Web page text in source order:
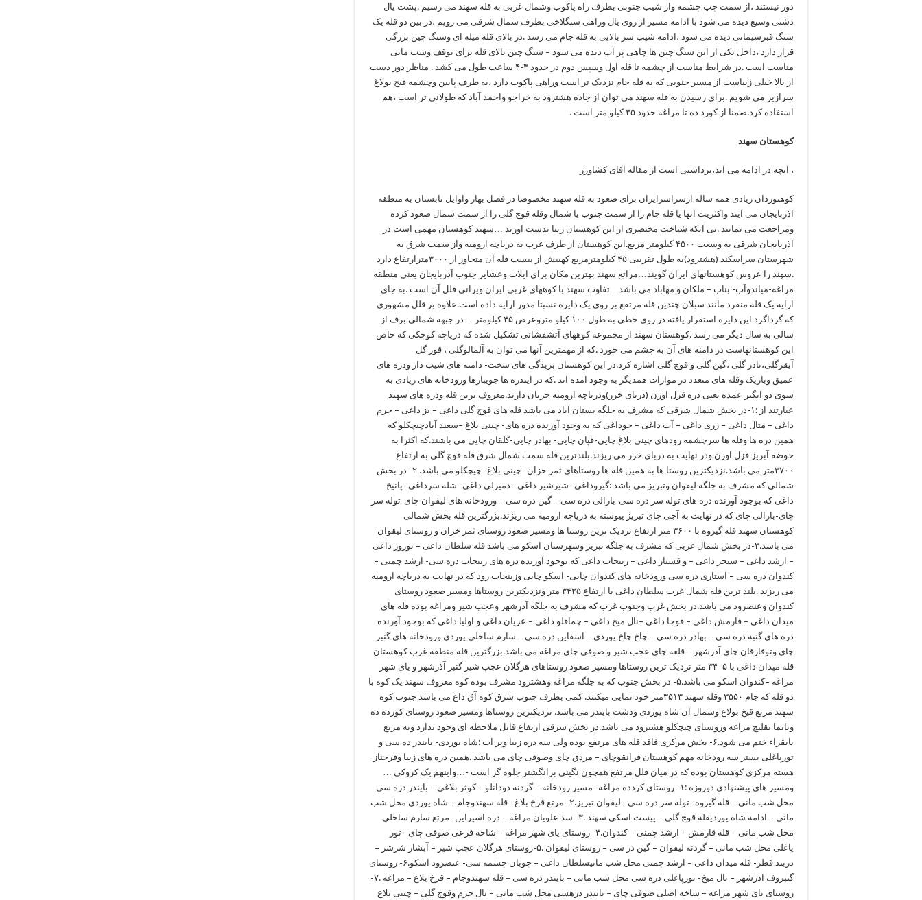
دور نیستند ،از سمت چپ چشمه واز شیب جنوبی بطرف راه پاکوب وشمال غربی به قله سهند می رسیم .پشت یال
دشتی وسیع دیده می شود با ادامه مسیر از روی یال وراهی سنگلاخی بطرف شمال شرقی می رویم ،در بین دو قله یک
سنگ قبرسیمانی دیده می شود ،ادامه شیب سر بالایی به قله جام می رسد .در بالای قله میله ای وسنگ چین بزرگی
قرار دارد ،داخل یکی از این سنگ چین ها چاهی پر آب دیده می شود – سنگ چین بالای قله برای توقف وشب مانی
مناسب است .در شرایط مناسب از چشمه تا قله اول وسپس دوم در حدود ۳-۴ ساعت طول می کشد . مناظر دور دست
از بالا خیلی زیباست از مسیر جنوبی که به قله جام نزدیک تر است وراهی پاکوب دارد ،به طرف پایین وچشمه قیخ بولاغ
سرازیر می شویم .برای رسیدن به قله سهند می توان از جاده هشترود به خراجو واحمد آباد که طولانی تر است ،هم
استفاده کرد.ضمنا از کورد ده تا مراغه حدود ۳۵ کیلو متر است .
کوهستان سهند
، آنچه در ادامه می آید،برداشتی است از مقاله آقای کشاورز
کوهنوردان زیادی همه ساله ازسراسرایران برای صعود به قله سهند مخصوصا در فصل بهار واوایل تابستان به منطقه
آذربایجان می آیند واکثریت آنها یا قله جام را از سمت جنوب یا شمال وقله قوچ گلی را از سمت شمال صعود کرده
ومراجعت می نمایند .بی آنکه شناخت مختصری از این کوهستان زیبا بدست آورند …سهند کوهستان مهمی است در
آذربایجان شرقی به وسعت ۴۵۰۰ کیلومتر مربع.این کوهستان از طرف غرب به دریاچه ارومیه واز سمت شرق به
شهرستان سراسکند (هشترود)به طول تقریبی ۴۵ کیلومترمربع کهبیش از بیست قله آن متجاوز از ۳۰۰۰مترارتفاع دارد
.سهند را عروس کوهستانهای ایران گویند…مراتع سهند بهترین مکان برای ایلات وعشایر جنوب آذربایجان یعنی منطقه
مراغه-میاندوآب- بناب – ملکان و مهاباد می باشد…تفاوت سهند با کوههای غربی ایران ویرانی قلل آن است .به جای
ارایه یک قله منفرد مانند سبلان چندین قله مرتفع بر روی یک دایره نسبتا مدور ارایه داده است.علاوه بر قلل مشهوری
که گرداگرد این دایره استقرار یافته در روی خطی به طول ۱۰۰ کیلو متروعرض ۴۵ کیلومتر …در جبهه شمالی برف از
سالی به سال دیگر می رسد .کوهستان سهند از مجموعه کوههای آتشفشانی تشکیل شده که دریاچه کوچکی که خاص
این کوهستانهاست در دامنه های آن به چشم می خورد .که از مهمترین آنها می توان به آلمالوگلی ، قور گل
آیقرگلی،نادر گلی ،گین گلی و قوچ گلی اشاره کرد.در این کوهستان بریدگی های سخت- دامنه های شیب دار ودره های
عمیق وباریک وقله های متعدد در موازات همدیگر به وجود آمده اند .که در ایندره ها جویبارها ورودخانه های زیادی به
سوی دو آبگیر عمده یعنی دره قزل اوزن (دریای خزر)ودریاچه ارومیه جریان دارند.معروف ترین قله ودره های سهند
عبارتند از :۱-در بخش شمال شرقی که مشرف به جلگه بستان آباد می باشد قله های قوچ گلی داغی – بز داغی – حرم
داغی – متال داغی – زری داغی – آت داغی – جوداغی که به وجود آورنده دره های- چینی بلاغ –سعید آبادچیچکلو که
همین دره ها وقله ها سرچشمه رودهای چینی بلاغ چایی-قپان چایی- بهادر چایی-کلقان چایی می باشند.که اکثرا به
حوضه آبریز قزل اوزن ودر نهایت به دریای خزر می ریزند.بلندترین قله سمت شمال شرق قله قوچ گلی به ارتفاع
۳۷۰۰متر می باشد.نزدیکترین روستا ها به همین قله ها روستاهای ثمر خزان- چینی بلاغ- چیچکلو می باشد. ۲- در بخش
شمالی که مشرف به جلگه لیقوان وتبریز می باشد :گیروداغی- شیرشیر داغی –دمیرلی داغی- شله سرداغی- پانیخ
داغی که بوجود آورنده دره های توله سر دره سی-بارالی دره سی – گین دره سی – ورودخانه های لیقوان چای-توله سر
چای-بارالی چای که در نهایت به آجی چای تبریز پیوسته به دریاچه ارومیه می ریزند.بزرگترین قله بخش شمالی
کوهستان سهند قله گیروه با ۳۶۰۰ متر ارتفاع نزدیک ترین روستا ها ومسیر صعود روستای ثمر خزان و روستای لیقوان
می باشد.۳-در بخش شمال غربی که مشرف به جلگه تبریز وشهرستان اسکو می باشد قله سلطان داغی – نوروز داغی
– ارشد داغی – سنجر داغی – و قشنار داغی – زینجاب داغی که بوجود آورنده دره های زینجاب دره سی- ارشد چمنی –
کندوان دره سی – آستاری دره سی ورودخانه های کندوان چایی- اسکو چایی وزینجاب رود که در نهایت به دریاچه ارومیه
می ریزند .بلند ترین قله شمال غرب سلطان داغی با ارتفاع ۳۴۲۵ متر ونزدیکترین روستاها ومسیر صعود روستای
کندوان وعنصرود می باشد.در بخش غرب وجنوب غرب که مشرف به جلگه آذرشهر وعجب شیر ومراغه بوده قله های
میدان داغی – قارمش داغی – قوجا داغی –نال میخ داغی – چماقلو داغی – عریان داغی و اولیا داغی که بوجود آورنده
دره های گنبه دره سی – بهادر دره سی – چاخ چاخ یوردی – اسفاین دره سی – سارم ساخلی یوردی ورودخانه های گنبر
چای وتوفارقان چای آذرشهر – قلعه چای عجب شیر و صوفی چای مراغه می باشد.بزرگترین قله منطقه غرب کوهستان
قله میدان داغی با ۳۴۰۵ متر نزدیک ترین روستاها ومسیر صعود روستاهای هرگلان عجب شیر گنبر آذرشهر و یای شهر
مراغه –کندوان اسکو می باشد.۵- در بخش جنوب که به جلگه مراغه وهشترود مشرف بوده کوه معروف سهند یک کوه با
دو قله که جام ۳۵۵۰ وقله سهند ۳۵۱۳متر خود نمایی میکنند. کمی بطرف جنوب شرق کوه آق داغ می باشد جنوب کوه
سهند مرتع قیخ بولاغ وشمال آن شاه یوردی ودشت بایندر می باشد. نزدیکترین روستاها ومسیر صعود روستای کورده ده
وباتما نقلیچ مراغه وروستای چیچکلو هشترود می باشد.در بخش شرقی ارتفاع قابل ملاحظه ای وجود ندارد وبه مرتع
بایقراء ختم می شود.۶- بخش مرکزی فاقد قله های مرتفع بوده ولی سه دره زیبا وپر آب :شاه یوردی- بایندر ده سی و
تورپاغلی بستر سه رودخانه مهم کوهستان قرانقوچای – مردق چای وصوفی چای می باشد .همین دره های زیبا وفرحناز
هسته مرکزی کوهستان بوده که در میان قلل مرتفع همچون نگینی برانگشتر جلوه گر است -…واینهم یک کروکی …
ومسیر های پیشنهادی دوروزه :۱- روستای کردده مراغه- مسیر رودخانه – گردنه دودانلو – کوثر بلاغی – بایندر دره سی
محل شب مانی – قله گیروه- توله سر دره سی –لیقوان تبریز.۲- مرتع قرخ بلاغ –قله سهندوجام – شاه یوردی محل شب
مانی – ادامه شاه یوردیقله قوچ گلی – پیست اسکی سهند .۳- سد علویان مراغه – دره اسپراین- مرتع سارم ساخلی
محل شب مانی – قله قارمش – ارشد چمنی – کندوان.۴- روستای یای شهر مراغه – شاخه فرعی صوفی چای –تور
پاغلی محل شب مانی – گردنه لیقوان – گین در سی – روستای لیقوان .۵-روستای هرگلان عجب شیر – آبشار شرشر –
دربند قطر- قله میدان داغی – ارشد چمنی محل شب مانیسلطان داغی – چوبان چشمه سی- عنصرود اسکو.۶- روستای
گنبروف آذرشهر – نال میخ- تورپاغلی دره سی محل شب مانی – بایندر دره سی – قله سهندوجام – قرخ بلاغ – مراغه .۷-
روستای یای شهر مراغه – شاخه اصلی صوفی چای – بایندر درهسی محل شب مانی – یال حرم وقوچ گلی – چینی بلاغ